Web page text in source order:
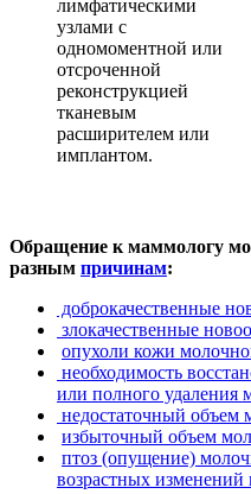
лимфатическими
узлами с
одномоментной или
отсроченной
реконструкцией
тканевым
расширителем или
имплантом.
Обращение к маммологу
разным причинам:
доброкачественные
злокачественные
опухоли кожи
необходимость
или полного удаления
недостаточный объем
избыточный объем
птоз (опущение)
возрастных изменений